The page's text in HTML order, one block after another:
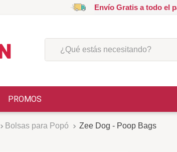
Envío Gratis a todo el
¿Qué estás necesitando?
PROMOS
Bolsas para Popó Zee Dog - Poop Bags